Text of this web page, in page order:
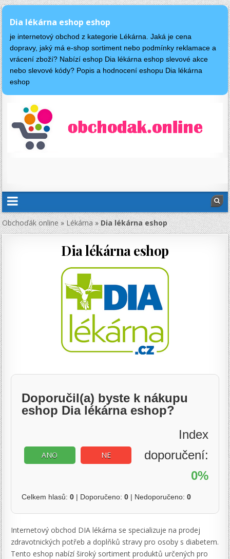
Dia lékárna eshop eshop
je internetový obchod z kategorie Lékárna. Jaká je cena
dopravy, jaký má e-shop sortiment nebo podmínky reklamace a
vrácení zboží? Nabízí eshop Dia lékárna eshop slevové akce
nebo slevové kódy? Popis a hodnocení eshopu Dia lékárna
eshop
Obchoďák online»Lékárna»Dia lékárna eshop
Dia lékárna eshop
Doporučil(a) byste k nákupu
eshop Dia lékárna eshop?
ANO NE
Index
doporučení:
0%
Celkem hlasů:0 | Doporučeno:0 | Nedoporučeno:0
Internetový obchod DIA lékárna se specializuje na prodej
zdravotnických potřeb a doplňků stravy pro osoby s diabetem.
Tento eshop nabízí široký sortiment produktů určených pro